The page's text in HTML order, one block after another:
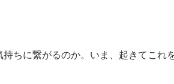
ちに繋がるのか。いま、起きてこれ